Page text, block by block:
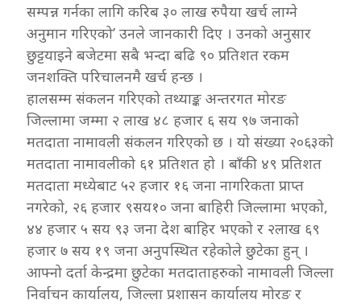
सम्पन्न गर्नका लागि करिब ३० लाख रुपैया खर्च लाग्ने
अनुमान गरिएको’ उनले जानकारी दिए । उनको अनुसार
छुट्टयाइने बजेटमा सबै भन्दा बढि ९० प्रतिशत रकम
जनशक्ति परिचालनमै खर्च हन्छ ।
हालसम्म संकलन गरिएको तथ्याङ्क अन्तरगत मोरङ
जिल्लामा जम्मा २ लाख ४८ हजार ६ सय ९७ जनाको
मतदाता नामावली संकलन गरिएको छ । यो संख्या २०६३को
मतदाता नामावलीको ६१ प्रतिशत हो । बाँकी ४९ प्रतिशत
मतदाता मध्येबाट ५२ हजार १६ जना नागरिकता प्राप्त
नगरेको, २६ हजार ९सय१० जना बाहिरी जिल्लामा भएको,
४४ हजार ५ सय ९३ जना देश बाहिर भएको र २लाख ६९
हजार ७ सय १९ जना अनुपस्थित रहेकोले छुटेका हुन् ।
आफ्नो दर्ता केन्द्रमा छुटेका मतदाताहरुको नामावली जिल्ला
निर्वाचन कार्यालय, जिल्ला प्रशासन कार्यालय मोरङ र